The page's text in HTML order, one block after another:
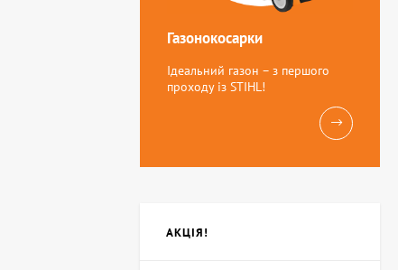
Газонокосарки
Ідеальний газон – з першого
проходу із STIHL!
АКЦІЯ!